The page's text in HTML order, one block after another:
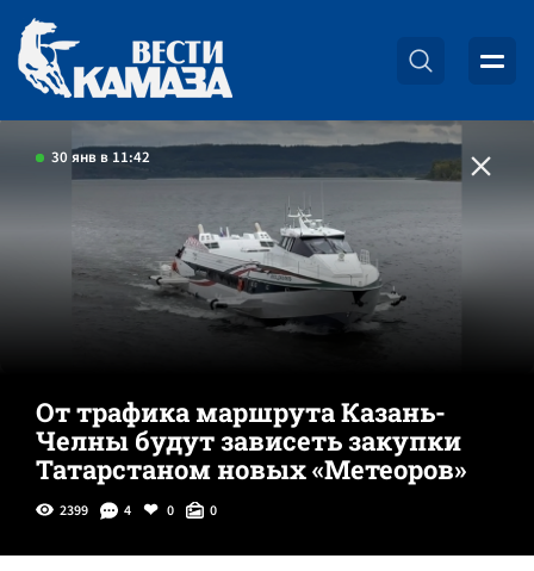
30 янв в 11:42
От трафика маршрута Казань-
Челны будут зависеть закупки
Татарстаном новых «Метеоров»
2399 4 0 0